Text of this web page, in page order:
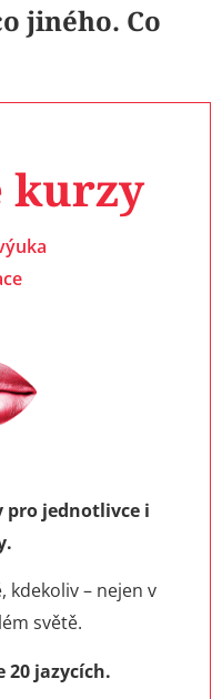
jiného. Co
kurzy
pro jednotlivce i
kdekoliv – nejen v
světě.
20 jazycích.